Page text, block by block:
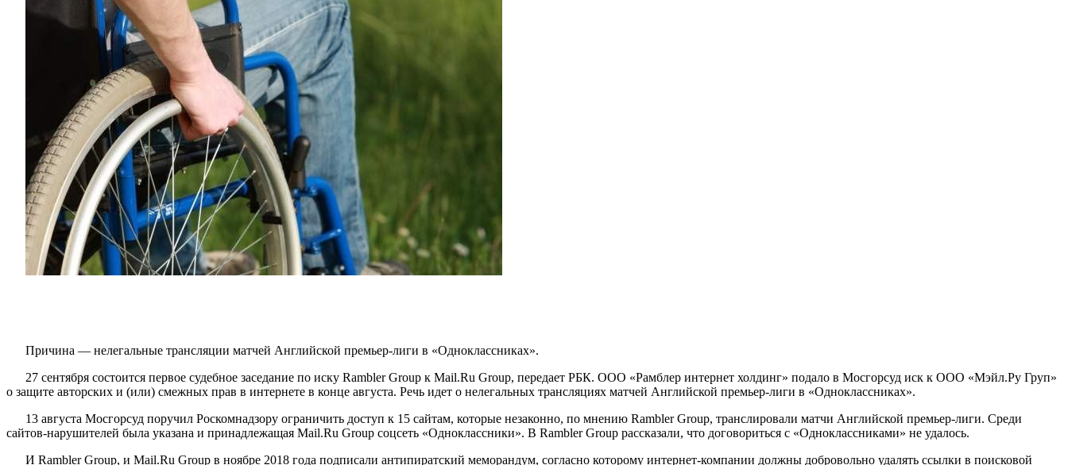
Причина — нелегальные трансляции матчей Английской премьер-лиги в «Одноклассниках».
27 сентября состоится первое судебное заседание по иску Rambler Group к Mail.Ru Group, передает РБК. ООО «Рамблер интернет холдинг» подало в Мосгорсуд иск к ООО «Мэйл.Ру Груп»
о защите авторских и (или) смежных прав в интернете в конце августа. Речь идет о нелегальных трансляциях матчей Английской премьер-лиги в «Одноклассниках».
13 августа Мосгорсуд поручил Роскомнадзору ограничить доступ к 15 сайтам, которые незаконно, по мнению Rambler Group, транслировали матчи Английской премьер-лиги. Среди
сайтов-нарушителей была указана и принадлежащая Mail.Ru Group соцсеть «Одноклассники». В Rambler Group рассказали, что договориться с «Одноклассниками» не удалось.
И Rambler Group, и Mail.Ru Group в ноябре 2018 года подписали антипиратский меморандум, согласно которому интернет-компании должны добровольно удалять ссылки в поисковой